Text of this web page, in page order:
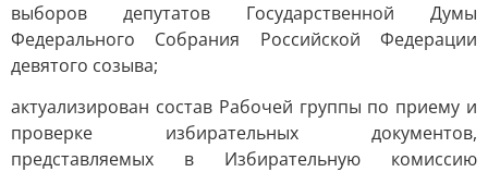
выборов депутатов Государственной Думы
Федерального Собрания Российской Федерации
девятого созыва;
актуализирован состав Рабочей группы по приему и
проверке избирательных документов,
представляемых в Избирательную комиссию